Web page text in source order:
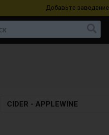
Добавьте заведение
CIDER - APPLEWINE